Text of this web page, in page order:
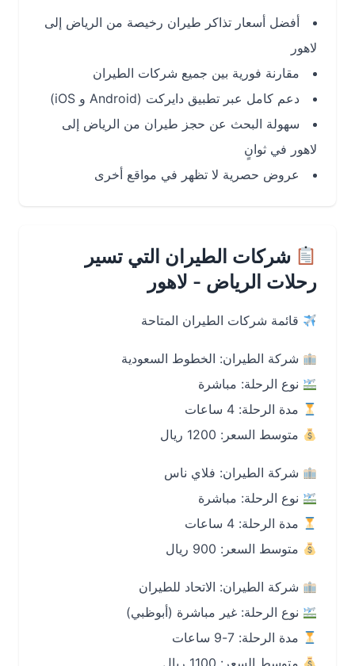
أفضل أسعار تذاكر طيران رخيصة من الرياض إلى
مقارنة فورية بين جميع شركات الطيران
دعم كامل عبر تطبيق دايركت (Android و iOS)
سهولة البحث عن حجز طيران من الرياض إلى
لاهور في ثوانٍ
عروض حصرية لا تظهر في مواقع أخرى
شركات الطيران التي تسير
رحلات الرياض - لاهور
قائمة شركات الطيران المتاحة
شركة الطيران: الخطوط السعودية
نوع الرحلة: مباشرة
مدة الرحلة: 4 ساعات
متوسط السعر: 1200 ريال
شركة الطيران: فلاي ناس
نوع الرحلة: مباشرة
مدة الرحلة: 4 ساعات
متوسط السعر: 900 ريال
شركة الطيران: الاتحاد للطيران
نوع الرحلة: غير مباشرة (أبوظبي)
مدة الرحلة: 7-9 ساعات
متوسط السعر: 1100 ريال